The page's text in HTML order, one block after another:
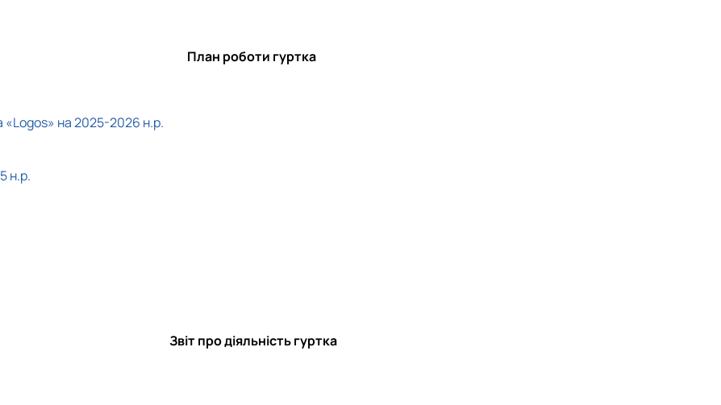
План роботи гуртка
«Logos» на 2025-2026 н.р.
н.р.
Звіт про діяльність гуртка